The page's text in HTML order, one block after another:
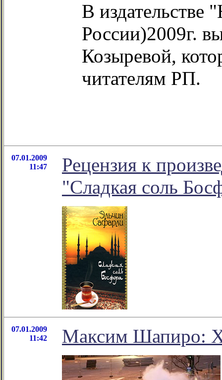
В издательстве
России)2009г.
Козыревой,
читателям РП.
07.01.2009
11:47
Рецензия к
"Сладкая соль
07.01.2009
11:42
Максим Шапиро: